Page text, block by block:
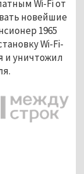
Wi-Fi от
новейшие
1965
Wi-Fi-
и уничтожил